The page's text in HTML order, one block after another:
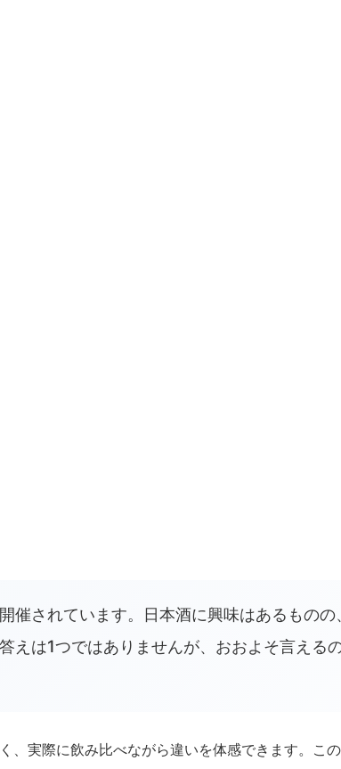
催されています。日本酒に興味はあるものの
えは1つではありませんが、おおよそ言え
実際に飲み比べながら違いを体感できます。こ